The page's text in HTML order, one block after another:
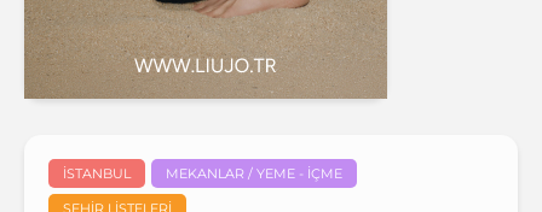
İSTANBUL MEKANLAR / YEME - İÇME
ŞEHIR LISTELERI